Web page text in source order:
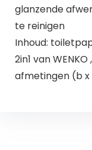
glanzende
te reinigen
Inhoud:
2in1 van
afmetingen (b x